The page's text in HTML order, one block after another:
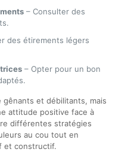
– Consulter des
des étirements légers
– Opter pour un bon
et débilitants, mais
attitude positive face à
différentes stratégies
au cou tout en
et constructif.